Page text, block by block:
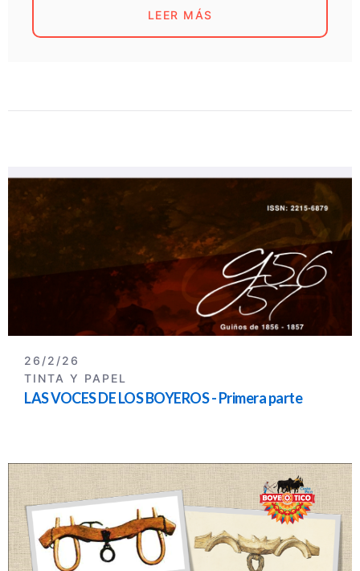
hitoria de Costa Rica...LEER MÁS
26/2/26
TINTA Y PAPEL
LAS VOCES DE LOS BOYEROS - Primera parte